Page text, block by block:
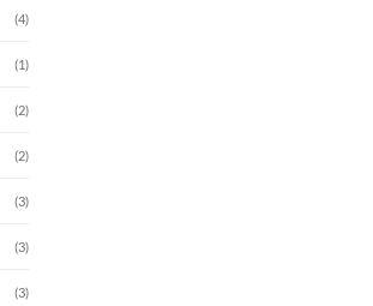
(4)
(1)
(2)
(2)
(3)
(3)
(3)